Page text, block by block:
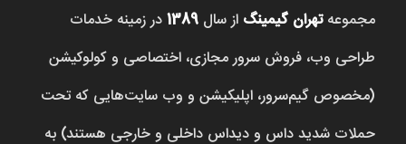
مجموعهتهران گیمینگ از سال 1389در زمینه خدمات
طراحی وب، فروش‌ سرور مجازی، اختصاصی و کولوکیشن
(مخصوص گیم‌سرور، اپلیکیشن و وب سایت‌هایی که تحت
حملات شدید داس و دیداس داخلی و خارجی هستند) به